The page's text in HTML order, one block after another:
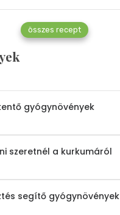
összes recept
gyógynövények
szeretnél a kurkumáról
segítő gyógynövények